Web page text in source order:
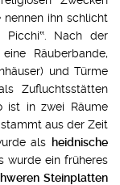
nennen ihn schlicht
Picchi‟. Nach der
Räuberbande,
und Türme
Zufluchtsstätten
ist in zwei Räume
aus der Zeit
als heidnische
wurde ein früheres
Steinplatten